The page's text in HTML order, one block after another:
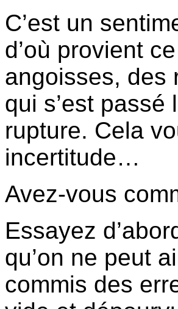
C’est un
d’où provient
angoisses, des
qui s’est
rupture. Cela
incertitude…
Avez-vous
Essayez
qu’on ne peut
commis des